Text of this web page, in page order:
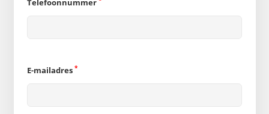
Telefoonnummer
E-mailadres *